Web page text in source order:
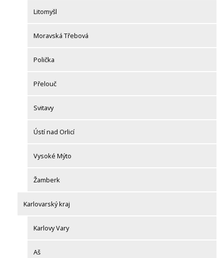
Litomyšl
Moravská Třebová
Polička
Přelouč
Svitavy
Ústí nad Orlicí
Vysoké Mýto
Žamberk
Karlovarský kraj
Karlovy Vary
Aš